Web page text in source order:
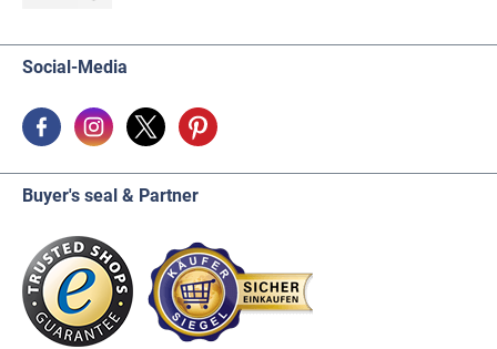
Social-Media
Buyer's seal & Partner